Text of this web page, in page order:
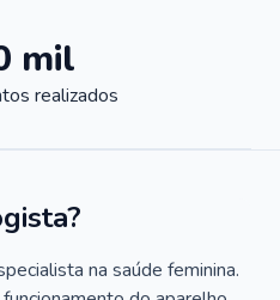
mil
realizados
na saúde feminina.